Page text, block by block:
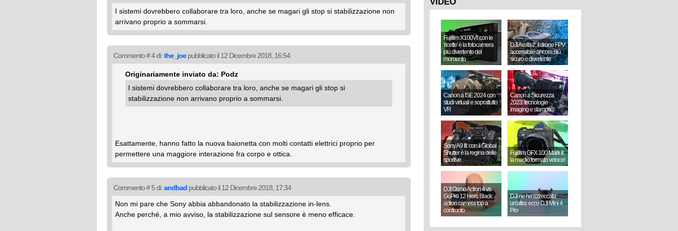
I sistemi dovrebbero collaborare tra loro, anche se magari gli stop si stabilizzazione non
arrivano proprio a sommarsi.
Commento # 4 di:the_joepubblicato il 12 Dicembre 2018, 16:54
Originariamente inviato da: Podz
I sistemi dovrebbero collaborare tra loro, anche se magari gli stop si
stabilizzazione non arrivano proprio a sommarsi.
Esattamente, hanno fatto la nuova baionetta con molti contatti elettrici proprio per
permettere una maggiore interazione fra corpo e ottica.
Commento # 5 di:andbad pubblicato il 12 Dicembre 2018, 17:34
Non mi pare che Sony abbia abbandonato la stabilizzazione in-lens.
Anche perché, a mio avviso, la stabilizzazione sul sensore è meno efficace.
Fujifilm X100VI: con le
'ricette' è la fotocamera
più divertente del
momento
DJI Avata 2: il drone FPV
accessibile ancora più
sicuro e divertente
Canon a ISE 2024 con
studi virtuali e soprattutto
VR
Canon a Sicurezza
2023: tecnologie
imaging e stampa
Sony A9 III: con il Global
Shutter è la regina delle
sportive
Fujifilm GFX 100 Mark II:
la medio formato veloce!
DJI Osmo Action 4 vs.
GoPro 12 Hero Black:
action camera top a
confronto
DJI ne ha azzeccata
un'altra: ecco DJI Mini 4
Pro